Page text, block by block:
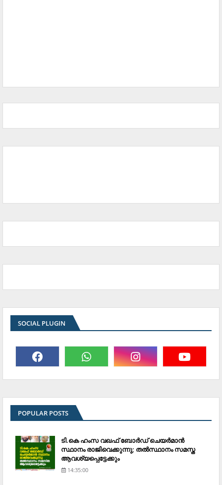
SOCIAL PLUGIN
POPULAR POSTS
ടി.കെ ഹംസ വഖഫ് ബോര്‍ഡ് ചെയര്‍മാന്‍
സ്ഥാനം രാജിവെക്കുന്നു; തല്‍സ്ഥാനം സമസ്ത
ആവശ്യപ്പെട്ടേക്കും
14:35:00